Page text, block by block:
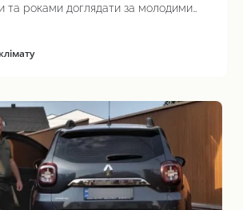
та роками доглядати за молодими